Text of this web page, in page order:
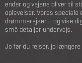
ender og vejene bliver til
oplevelser. Vores
drømmerejser – og vise
små detaljer undervejs.
Jo før du rejser, jo